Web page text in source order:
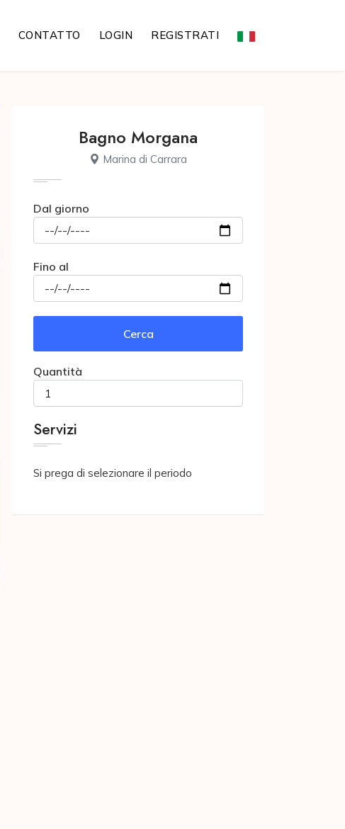
CONTATTO LOGIN REGISTRATI
Bagno Morgana
Marina di Carrara
Dal giorno
Fino al
Cerca
Quantità
Servizi
Si prega di selezionare il periodo